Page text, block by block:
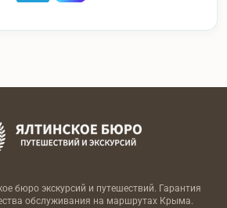
бюро экскурсий и путешествий. Гарантия
обслуживания на маршрутах Крыма.